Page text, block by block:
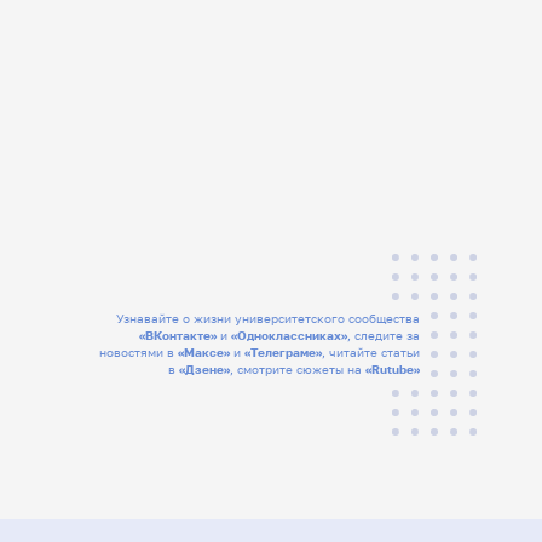
Узнавайте о жизни университетского сообщества
«ВКонтакте» и«Одноклассниках» , следите за
новостями в«Максе» и«Телеграме» , читайте статьи
в«Дзене» , смотрите сюжеты на«Rutube»